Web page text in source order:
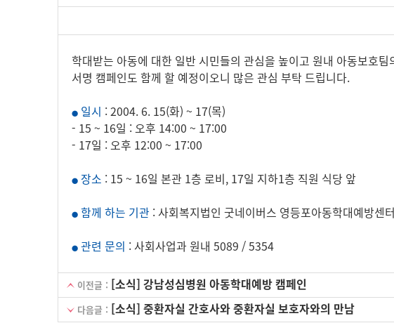
학대받는 아동에 대한 일반 시민들의 관심을 높이고 원내 아동보호
서명 캠페인도 함께 할 예정이오니 많은 관심 부탁 드립니다.
● 일시
: 2004. 6. 15(화) ~ 17(목)
- 15 ~ 16일 : 오후 14:00 ~ 17:00
- 17일 : 오후 12:00 ~ 17:00
● 장소 : 15 ~ 16일 본관 1층 로비, 17일 지하1층 직원 식당 앞
● 함께 하는 기관 : 사회복지법인 굿네이버스 영등포아동학대예방센터
● 관련 문의 : 사회사업과 원내 5089 / 5354
이전글 : [소식] 강남성심병원 아동학대예방 캠페인
다음글 : [소식] 중환자실 간호사와 중환자실 보호자와의 만남